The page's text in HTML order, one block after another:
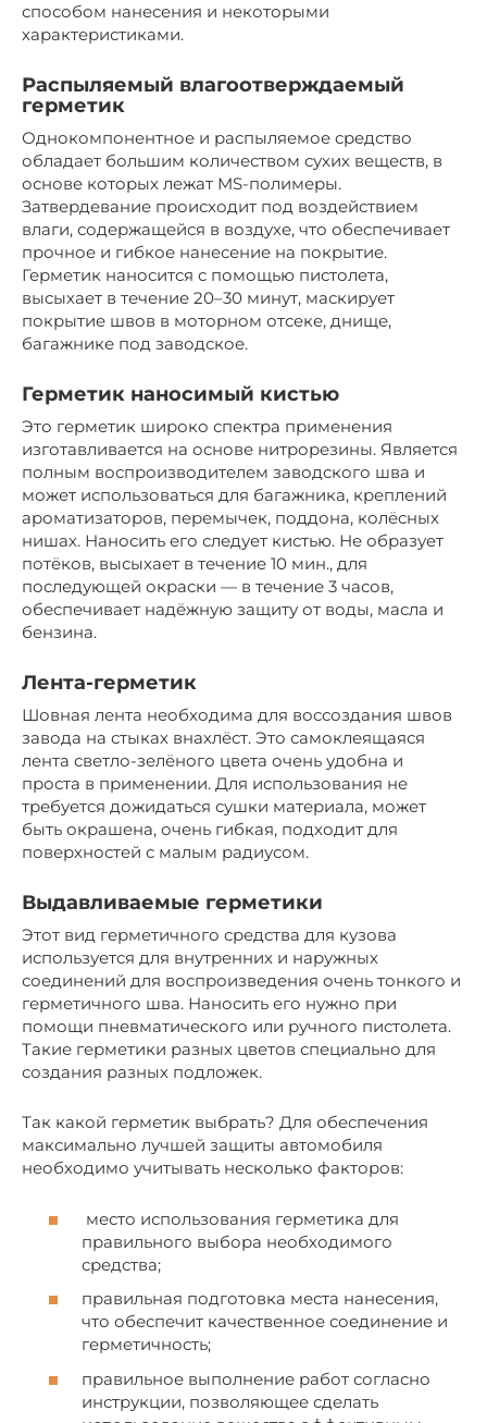
способом нанесения и некоторыми
характеристиками.
Распыляемый влагоотверждаемый
герметик
Однокомпонентное и распыляемое средство
обладает большим количеством сухих веществ, в
основе которых лежат MS-полимеры.
Затвердевание происходит под воздействием
влаги, содержащейся в воздухе, что обеспечивает
прочное и гибкое нанесение на покрытие.
Герметик наносится с помощью пистолета,
высыхает в течение 20–30 минут, маскирует
покрытие швов в моторном отсеке, днище,
багажнике под заводское.
Герметик наносимый кистью
Это герметик широко спектра применения
изготавливается на основе нитрорезины. Является
полным воспроизводителем заводского шва и
может использоваться для багажника, креплений
ароматизаторов, перемычек, поддона, колёсных
нишах. Наносить его следует кистью. Не образует
потёков, высыхает в течение 10 мин., для
последующей окраски — в течение 3 часов,
обеспечивает надёжную защиту от воды, масла и
бензина.
Лента-герметик
Шовная лента необходима для воссоздания швов
завода на стыках внахлёст. Это самоклеящаяся
лента светло-зелёного цвета очень удобна и
проста в применении. Для использования не
требуется дожидаться сушки материала, может
быть окрашена, очень гибкая, подходит для
поверхностей с малым радиусом.
Выдавливаемые герметики
Этот вид герметичного средства для кузова
используется для внутренних и наружных
соединений для воспроизведения очень тонкого и
герметичного шва. Наносить его нужно при
помощи пневматического или ручного пистолета.
Такие герметики разных цветов специально для
создания разных подложек.
Так какой герметик выбрать? Для обеспечения
максимально лучшей защиты автомобиля
необходимо учитывать несколько факторов:
место использования герметика для
правильного выбора необходимого
средства;
правильная подготовка места нанесения,
что обеспечит качественное соединение и
герметичность;
правильное выполнение работ согласно
инструкции, позволяющее сделать